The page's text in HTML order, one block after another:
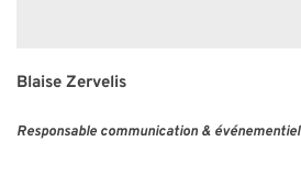
Blaise Zervelis
Responsable communication & événementiel